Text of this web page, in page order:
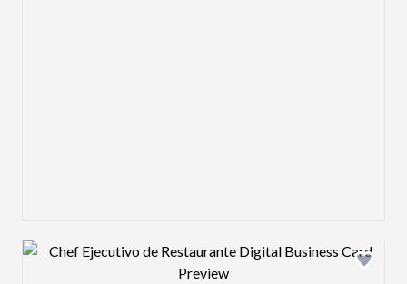
Design preview image